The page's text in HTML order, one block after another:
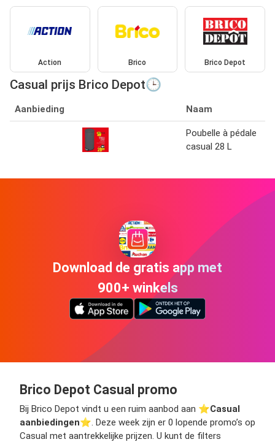
Action Brico Brico Depot
Casual prijs Brico Depot🕒
Aanbieding Naam
Poubelle à pédale
casual 28 L
Download de gratis app met
900+ winkels
Brico Depot Casual promo
Bij Brico Depot vindt u een ruim aanbod aan ⭐️Casual
aanbiedingen⭐️. Deze week zijn er 0 lopende promo’s op
Casual met aantrekkelijke prijzen. U kunt de filters